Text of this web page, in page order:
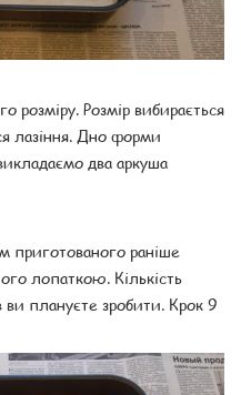
розміру. Розмір вибирається
лазіння. Дно форми
два аркуша
приготованого раніше
лопаткою. Кількість
ви плануєте зробити. Крок 9